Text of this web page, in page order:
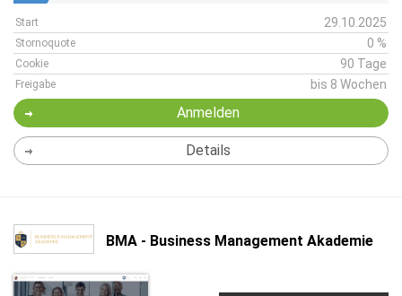
Start 29.10.2025
Stornoquote 0 %
Cookie 90 Tage
Freigabe bis 8 Wochen
Anmelden
Details
BMA - Business Management Akademie